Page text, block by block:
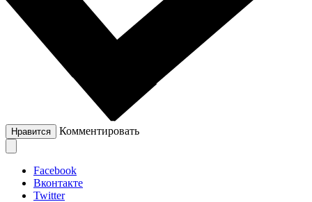
Нравится Комментировать
Facebook
Вконтакте
Twitter